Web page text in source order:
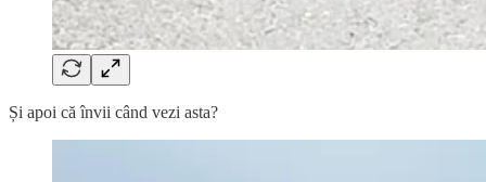
Și apoi că învii când vezi asta?